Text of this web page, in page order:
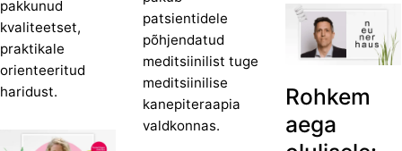
patsientidele
põhjendatud
meditsiinilist tuge
meditsiinilise
kanepiteraapia
valdkonnas.
pakkunud
kvaliteetset,
praktikale
orienteeritud
haridust.
Rohkem
aega